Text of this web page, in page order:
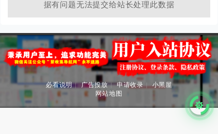
据有问题无法提交给站长处理此数据
必看说明 | 广告投放 | 申请收录 | 小黑屋
网站地图